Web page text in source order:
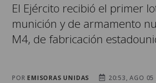
El Ejército recibió el primer
munición y de armamento
M4, de fabricación
POR EMISORAS UNIDAS
20:53, AGO 05